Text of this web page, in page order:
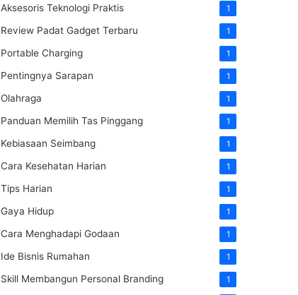
Aksesoris Teknologi Praktis 1
Review Padat Gadget Terbaru 1
Portable Charging 1
Pentingnya Sarapan 1
Olahraga 1
Panduan Memilih Tas Pinggang 1
Kebiasaan Seimbang 1
Cara Kesehatan Harian 1
Tips Harian 1
Gaya Hidup 1
Cara Menghadapi Godaan 1
Ide Bisnis Rumahan 1
Skill Membangun Personal Branding 1